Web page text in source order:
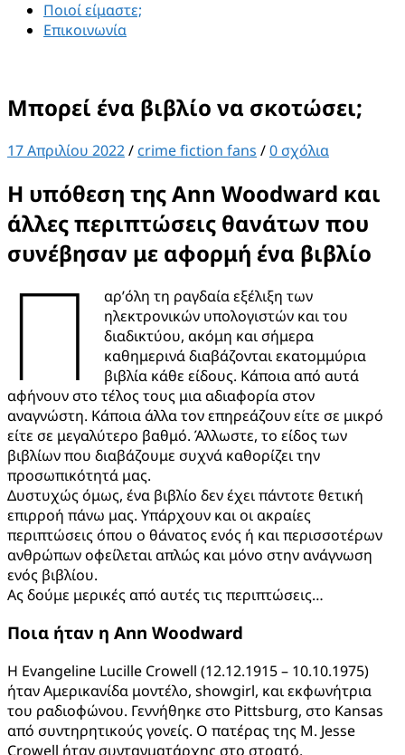
Ποιοί είμαστε;
Επικοινωνία
Μπορεί ένα βιβλίο να σκοτώσει;
17 Απριλίου 2022/ crime fiction fans /0 σχόλια
Η υπόθεση της Ann Woodward και
άλλες περιπτώσεις θανάτων που
συνέβησαν με αφορμή ένα βιβλίο
Π
αρ’όλη τη ραγδαία εξέλιξη των
ηλεκτρονικών υπολογιστών και του
διαδικτύου, ακόμη και σήμερα
καθημερινά διαβάζονται εκατομμύρια
βιβλία κάθε είδους. Κάποια από αυτά
αφήνουν στο τέλος τους μια αδιαφορία στον
αναγνώστη. Κάποια άλλα τον επηρεάζουν είτε σε μικρό
είτε σε μεγαλύτερο βαθμό. Άλλωστε, το είδος των
βιβλίων που διαβάζουμε συχνά καθορίζει την
προσωπικότητά μας.
Δυστυχώς όμως, ένα βιβλίο δεν έχει πάντοτε θετική
επιρροή πάνω μας. Υπάρχουν και οι ακραίες
περιπτώσεις όπου ο θάνατος ενός ή και περισσοτέρων
ανθρώπων οφείλεται απλώς και μόνο στην ανάγνωση
ενός βιβλίου.
Ας δούμε μερικές από αυτές τις περιπτώσεις…
Ποια ήταν η Ann Woodward
Η Evangeline Lucille Crowell (12.12.1915 – 10.10.1975)
ήταν Αμερικανίδα μοντέλο, showgirl, και εκφωνήτρια
του ραδιοφώνου. Γεννήθηκε στο Pittsburg, στο Kansas
από συντηρητικούς γονείς. Ο πατέρας της M. Jesse
Crowell ήταν συνταγματάρχης στο στρατό.